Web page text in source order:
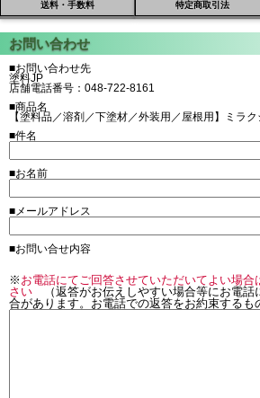
送料・手数料 特定商取引法
■お問い合わせ先
塗料JP
店舗電話番号：048-722-8161
■商品名
【塗料品／溶剤／下塗材／外装用／屋根用】ミラ
■件名
■お名前
■メールアドレス
■お問い合せ内容
※ お電話にてご回答させていただいてよい場
さい （返答がお伝えしやすい場合等にお電話
合があります。お電話での返答をお約束するも